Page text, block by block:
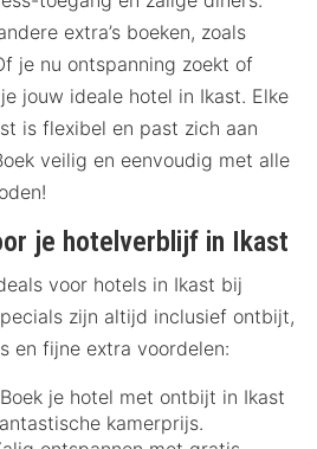
extra’s boeken, zoals
je nu ontspanning zoekt of
jouw ideale hotel in Ikast. Elke
is flexibel en past zich aan
veilig en eenvoudig met alle
je hotelverblijf in Ikast
voor hotels in Ikast bij
zijn altijd inclusief ontbijt,
en fijne extra voordelen:
Boek je hotel met ontbijt in Ikast
kamerprijs.